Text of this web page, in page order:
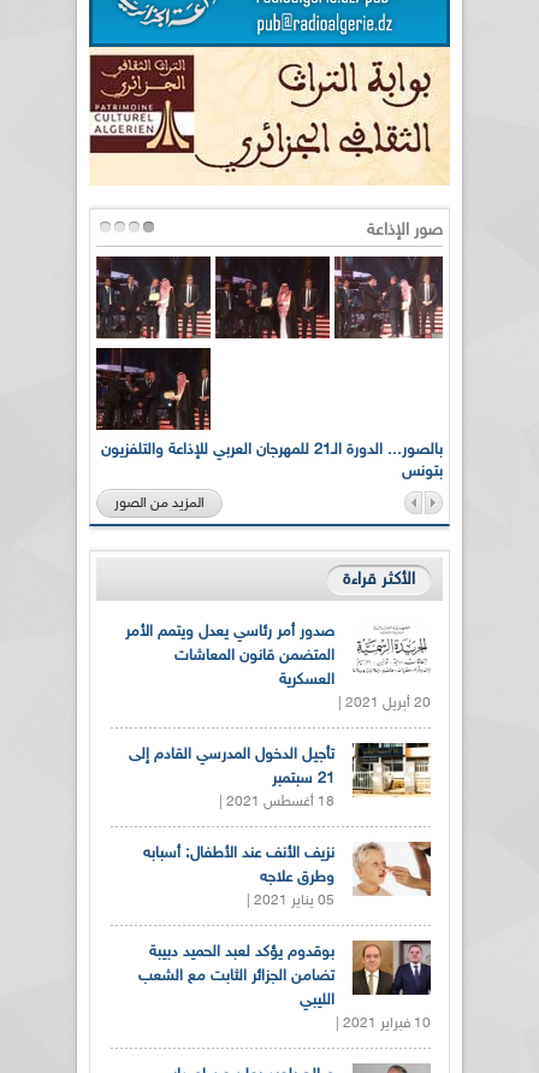
صور الإذاعة
بالصور... الدورة الـ21 للمهرجان العربي للإذاعة والتلفزيون
بتونس
المزيد من الصور
الأكثر قراءة
صدور أمر رئاسي يعدل ويتمم الأمر
المتضمن قانون المعاشات
العسكرية
20 أبريل 2021 |
تأجيل الدخول المدرسي القادم إلى
21 سبتمبر
18 أغسطس 2021 |
نزيف الأنف عند الأطفال: أسبابه
وطرق علاجه
05 يناير 2021 |
بوقدوم يؤكد لعبد الحميد دبيبة
تضامن الجزائر الثابت مع الشعب
الليبي
10 فبراير 2021 |